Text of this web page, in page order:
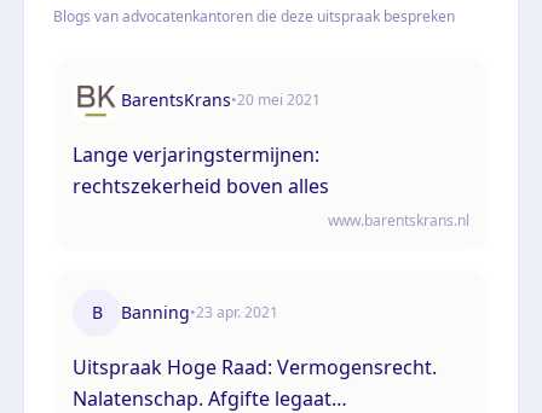
Blogs van advocatenkantoren die deze uitspraak bespreken
BarentsKrans•20 mei 2021
Lange verjaringstermijnen:
rechtszekerheid boven alles
www.barentskrans.nl
B Banning•23 apr. 2021
Uitspraak Hoge Raad: Vermogensrecht.
Nalatenschap. Afgifte legaat